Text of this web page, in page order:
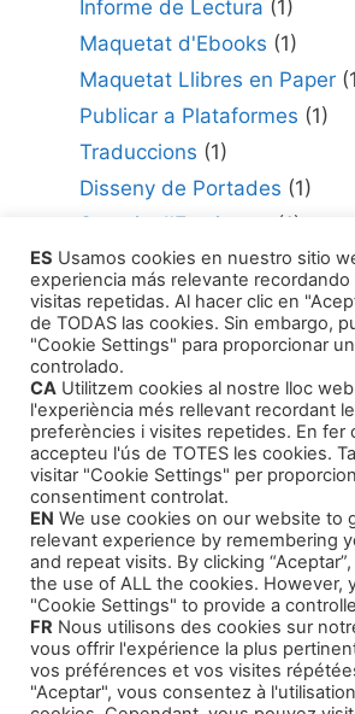
Informe de Lectura (1)
Maquetat d'Ebooks (1)
Maquetat Llibres en Paper
Publicar a Plataformes (1)
Traduccions (1)
Disseny de Portades (1)
Serveis d'Escriptura
(1)
Consultor per Edició(1)
Com Publicar la teva Obra
Agents Literaris(1)
Productes
Cursos Formatius
Audiollibres Autoajuda
Intriga i Narrativa
Contes Infantils
ES Usamos cookies en nuestro sitio
experiencia más relevante
visitas repetidas. Al hacer clic en
de TODAS las cookies. Sin embargo,
"Cookie Settings" para proporcionar
controlado.
CA Utilitzem cookies al nostre lloc
l'experiència més rellevant recordant
preferències i visites repetides. En fer
accepteu l'ús de TOTES les cookies.
visitar "Cookie Settings" per
consentiment controlat.
EN We use cookies on our website to
relevant experience by remembering
and repeat visits. By clicking
the use of ALL the cookies. However,
"Cookie Settings" to provide a
FR Nous utilisons des cookies sur
vous offrir l'expérience la plus
vos préférences et vos visites
"Aceptar", vous consentez à